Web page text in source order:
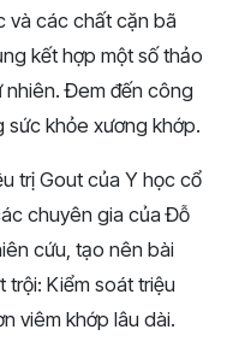
và các chất cặn bã
kết hợp một số thảo
Đem đến công
sức khỏe xương khớp.
trị Gout của Y học cổ
chuyên gia của Đỗ
cứu, tạo nên bài
Kiểm soát triệu
viêm khớp lâu dài.